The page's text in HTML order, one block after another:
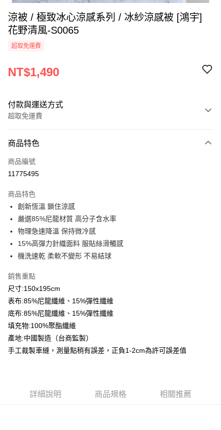
涼被 / 極致冰心涼感系列 / 冰紗涼感被 [鴻宇]
花野清風-S0065
超取免運費
NT$1,490
付款與運送方式
超取免運費
信用卡一次付款
超商取貨付款
Apple Pay
悠遊付
Google Pay
AFTEE先享後付
相關說明
AFTEE先享後付是「在收到商品之後才付款」的支付方式。 讓您購物簡單
便利好安心！
１．簡單：不需註冊會員、不需綁卡、不需儲值。
２．便利：只要手機號碼，簡訊認證，即可結帳。
３．安心：先確認商品／服務後，再付款。
１．於結帳方式選擇「AFTEE先享後付」後，將跳轉至「AFTEE先享後付」
ATM／網路銀行／等多元方式進行付款，方視為交易完成。
※ 請注意：結帳手續完成當下不需立刻繳費，但若您需要取消訂單，請聯絡
ATM付款
運送方式
全家取貨付款
免運費
7-11取貨付款
商品特色
商品編號
11775495
商品特色
創新恆溫 鎖住涼感
嚴選85%尼龍材質 高分子含水率
物理急速降溫 保持微冷感
15%高彈力針織面料 服貼絲滑觸感
機洗速乾 柔軟不變形 不易結球
銷售重點
尺寸:150x195cm
表布:85%尼龍纖維、15%彈性纖維
底布:85%尼龍纖維、15%彈性纖維
填充物:100%聚酯纖維
產地:中國製造（台商監製）
手工裁製車縫，測量點稍有誤差，正負1-2cm為許可誤差值
詳細說明 商品規格 相關推薦